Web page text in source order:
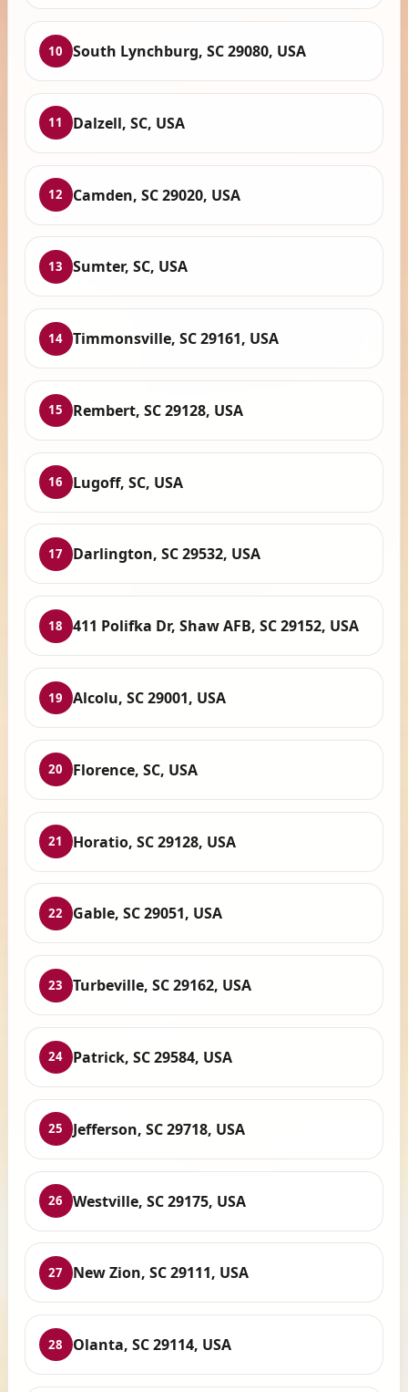
10 South Lynchburg, SC 29080, USA
11 Dalzell, SC, USA
12 Camden, SC 29020, USA
13 Sumter, SC, USA
14 Timmonsville, SC 29161, USA
15 Rembert, SC 29128, USA
16 Lugoff, SC, USA
17 Darlington, SC 29532, USA
18 411 Polifka Dr, Shaw AFB, SC 29152, USA
19 Alcolu, SC 29001, USA
20 Florence, SC, USA
21 Horatio, SC 29128, USA
22 Gable, SC 29051, USA
23 Turbeville, SC 29162, USA
24 Patrick, SC 29584, USA
25 Jefferson, SC 29718, USA
26 Westville, SC 29175, USA
27 New Zion, SC 29111, USA
28 Olanta, SC 29114, USA